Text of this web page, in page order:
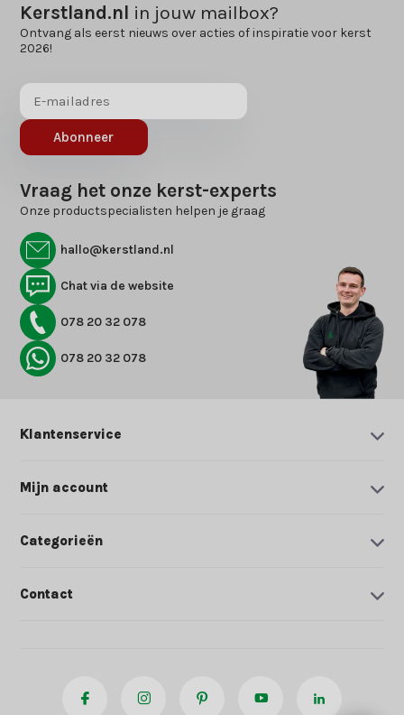
Kerstland.nl in jouw mailbox?
Ontvang als eerst nieuws over acties of inspiratie voor kerst
2026!
Abonneer
Vraag het onze kerst-experts
Onze productspecialisten helpen je graag
hallo@kerstland.nl
Chat via de website
078 20 32 078
078 20 32 078
Klantenservice
Mijn account
Categorieën
Contact